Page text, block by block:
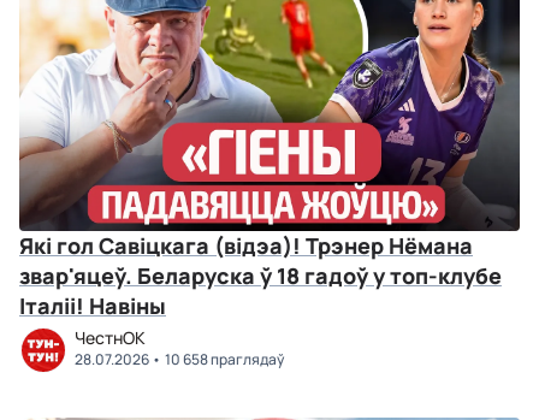
Які гол Савіцкага (відэа)! Трэнер Нёмана
звар'яцеў. Беларуска ў 18 гадоў у топ-клубе
Італіі! Навіны
ЧестнОК
28.07.2026 10 658 праглядаў